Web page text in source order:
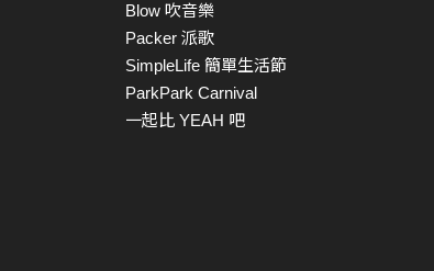
Blow 吹音樂
Packer 派歌
SimpleLife 簡單生活節
ParkPark Carnival
一起比 YEAH 吧